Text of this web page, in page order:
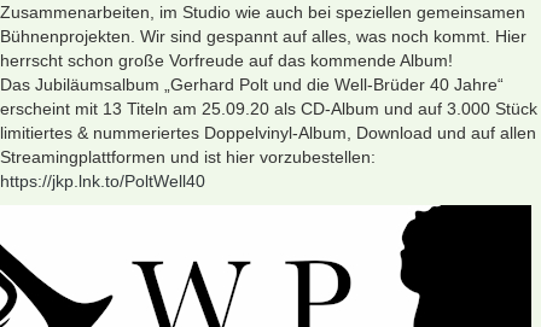
Zusammenarbeiten, im Studio wie auch bei speziellen gemeinsamen
Bühnenprojekten. Wir sind gespannt auf alles, was noch kommt. Hier
herrscht schon große Vorfreude auf das kommende Album!
Das Jubiläumsalbum „Gerhard Polt und die Well-Brüder 40 Jahre“
erscheint mit 13 Titeln am 25.09.20 als CD-Album und auf 3.000 Stück
limitiertes & nummeriertes Doppelvinyl-Album, Download und auf allen
Streamingplattformen und ist hier vorzubestellen:
https://jkp.lnk.to/PoltWell40